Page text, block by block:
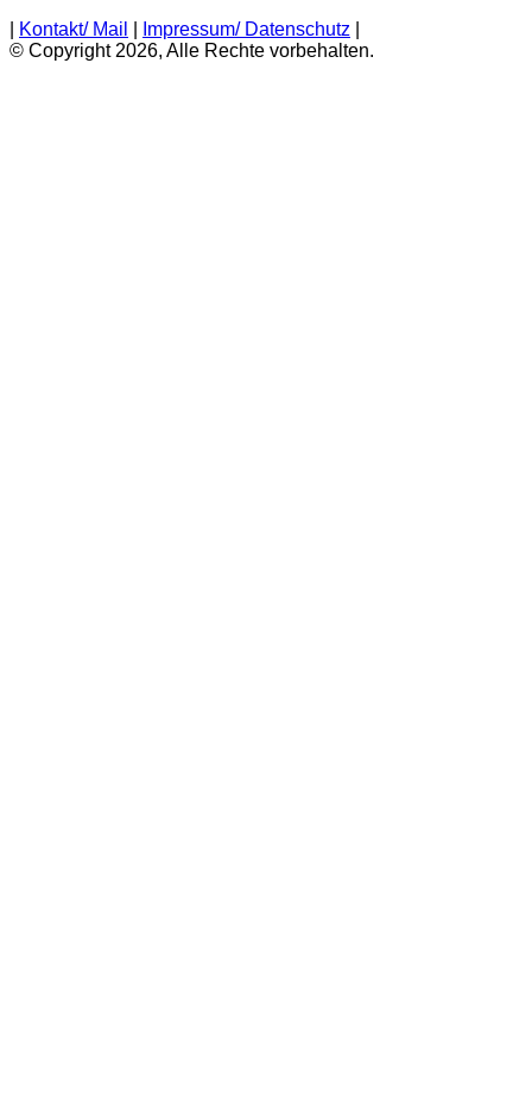
Kontakt/ Mail Impressum/ Datenschutz
© Copyright 2026, Alle Rechte vorbehalten.